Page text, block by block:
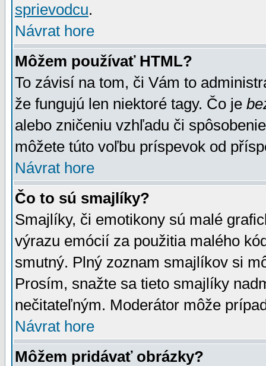
sprievodcu.
Návrat hore
Môžem používať HTML?
To závisí na tom, či Vám to
že fungujú len niektoré tagy. Čo je
alebo zničeniu vzhľadu či
môžete túto voľbu príspevok od
Návrat hore
Čo to sú smajlíky?
Smajlíky, či emotikony sú malé
výrazu emócií za použitia malého
smutný. Plný zoznam smajlíkov si
Prosím, snažte sa tieto smajlíky
nečitateľným. Moderátor môže
Návrat hore
Môžem pridávať obrázky?